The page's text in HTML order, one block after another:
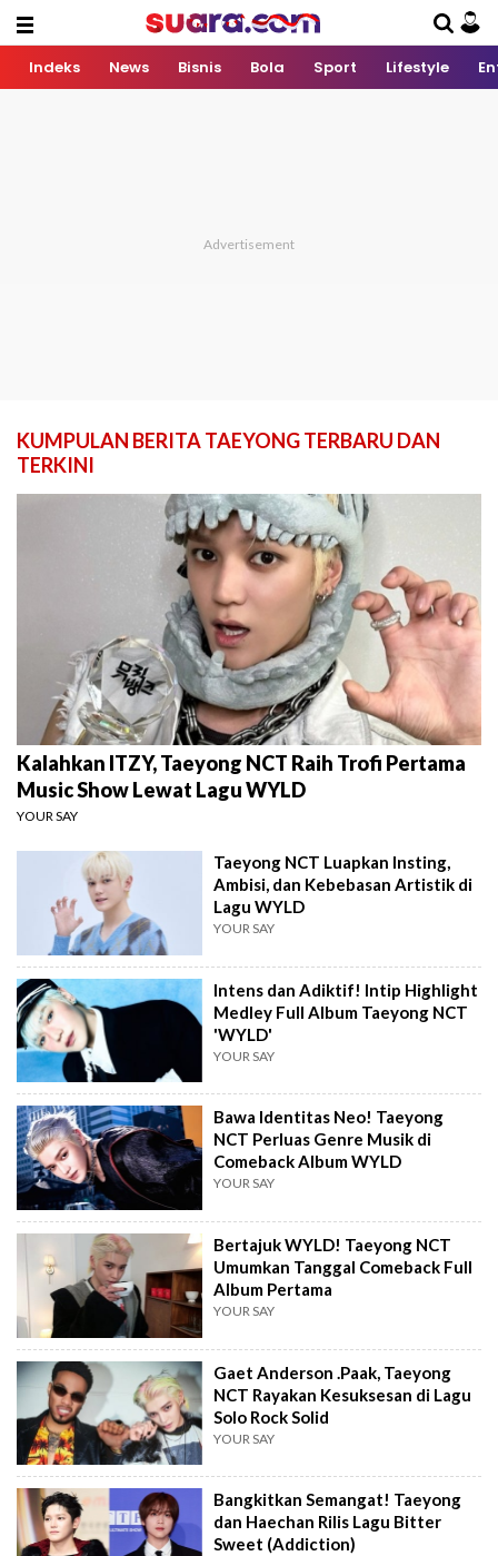
Indeks News Bisnis Bola Sport Lifestyle
KUMPULAN BERITA TAEYONG TERBARU DAN
TERKINI
Kalahkan ITZY, Taeyong NCT Raih Trofi Pertama
Music Show Lewat Lagu WYLD
YOUR SAY
Taeyong NCT Luapkan Insting,
Ambisi, dan Kebebasan Artistik di
Lagu WYLD
YOUR SAY
Intens dan Adiktif! Intip Highlight
Medley Full Album Taeyong NCT
'WYLD'
YOUR SAY
Bawa Identitas Neo! Taeyong
NCT Perluas Genre Musik di
Comeback Album WYLD
YOUR SAY
Bertajuk WYLD! Taeyong NCT
Umumkan Tanggal Comeback Full
Album Pertama
YOUR SAY
Gaet Anderson .Paak, Taeyong
NCT Rayakan Kesuksesan di Lagu
Solo Rock Solid
YOUR SAY
Bangkitkan Semangat! Taeyong
dan Haechan Rilis Lagu Bitter
Sweet (Addiction)